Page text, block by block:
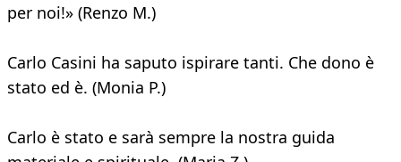
per noi!» (Renzo M.)
Carlo Casini ha saputo ispirare tanti. Che dono è
stato ed è. (Monia P.)
Carlo è stato e sarà sempre la nostra guida